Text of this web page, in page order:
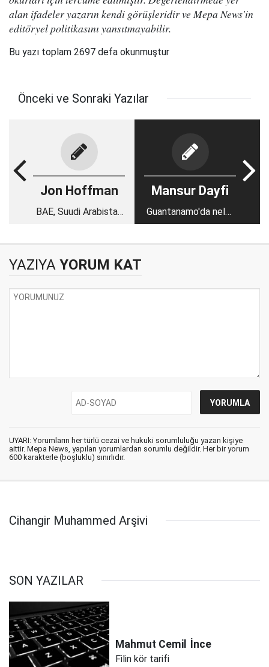
alan ifadeler yazarın kendi görüşleridir ve Mepa News'in
editöryel politikasını yansıtmayabilir.
Bu yazı toplam 2697 defa okunmuştur
Önceki ve Sonraki Yazılar
Jon Hoffman
BAE, Suudi Arabistan
Mansur Dayfi
Guantanamo'da neler
yaşadım?
YAZIYA YORUM KAT
UYARI: Yorumların her türlü cezai ve hukuki sorumluluğu yazan kişiye
aittir. Mepa News, yapılan yorumlardan sorumlu değildir. Her bir yorum
600 karakterle (boşluklu) sınırlıdır.
Cihangir Muhammed Arşivi
SON YAZILAR
Mahmut Cemil İnce
Filin kör tarifi